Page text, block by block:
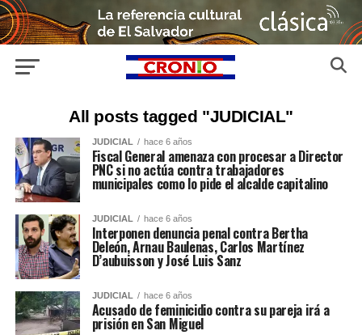
All posts tagged "JUDICIAL"
JUDICIAL hace 6 años
Fiscal General amenaza con procesar a Director
PNC si no actúa contra trabajadores
municipales como lo pide el alcalde capitalino
JUDICIAL hace 6 años
Interponen denuncia penal contra Bertha
Deleón, Arnau Baulenas, Carlos Martínez
D’aubuisson y José Luis Sanz
JUDICIAL hace 6 años
Acusado de feminicidio contra su pareja irá a
prisión en San Miguel